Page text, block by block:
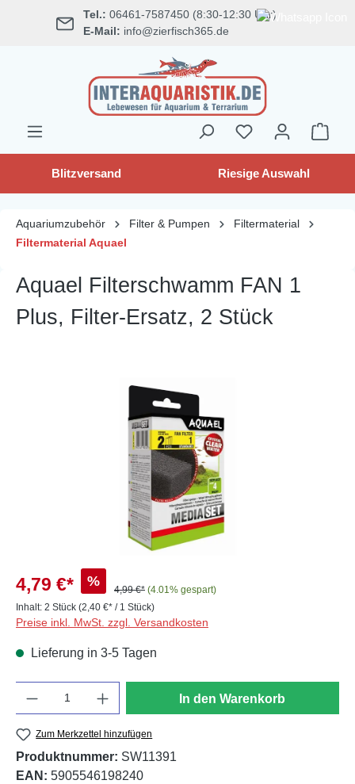
springen Tel.: 06461-7587450 (8:30-12:30 Uhr)
E-Mail: info@zierfisch365.de
Blitzversand Riesige Auswahl
Aquariumzubehör Filter & Pumpen
Filtermaterial
Filtermaterial Aquael
Aquael Filterschwamm FAN 1
Plus, Filter-Ersatz, 2 Stück
Bildergalerie überspringen
4,79 €* %
4,99 €* (4.01% gespart)
Inhalt: 2 Stück (2,40 €* / 1 Stück)
Preise inkl. MwSt. zzgl. Versandkosten
Lieferung in 3-5 Tagen
In den Warenkorb
Zum Merkzettel hinzufügen
Produktnummer: SW11391
EAN: 5905546198240